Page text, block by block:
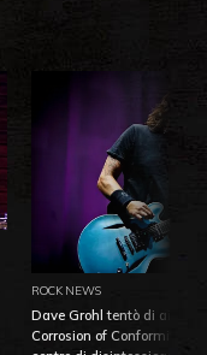
ROCK NEWS
Dave Grohl tentò di
Corrosion of Conformity